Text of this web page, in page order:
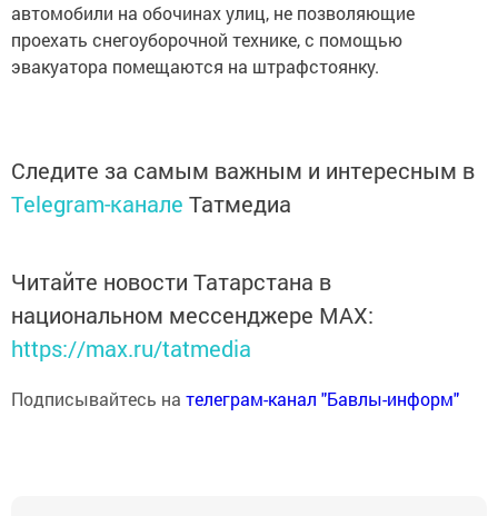
автомобили на обочинах улиц, не позволяющие
проехать снегоуборочной технике, с помощью
эвакуатора помещаются на штрафстоянку.
Следите за самым важным и интересным в
Telegram-канале Татмедиа
Читайте новости Татарстана в
национальном мессенджере MАХ:
https://max.ru/tatmedia
Подписывайтесь на телеграм-канал "Бавлы-информ"